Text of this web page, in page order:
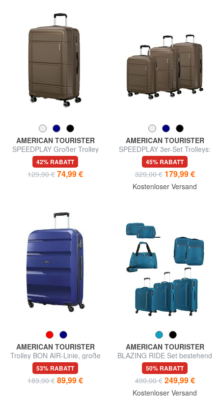
AMERICAN TOURISTER
SPEEDPLAY Großer Trolley
42% RABATT
129,90 € 74,99 €
AMERICAN TOURISTER
SPEEDPLAY 3er-Set Trolleys:
Kabine, mittel, groß
45% RABATT
329,00 € 179,99 €
Kostenloser Versand
AMERICAN TOURISTER
Trolley BON AIR-Linie, große
Größe
53% RABATT
189,90 € 89,99 €
AMERICAN TOURISTER
BLAZING RIDE Set bestehend
aus 3 Trolleys + Reisetasche
+ 2 Rucksäcken + 2
Kosmetikkoffern
50% RABATT
499,00 € 249,99 €
Kostenloser Versand